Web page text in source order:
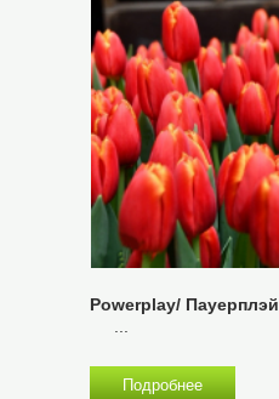
Powerplay/ Пауерплэй
...
Подробнее